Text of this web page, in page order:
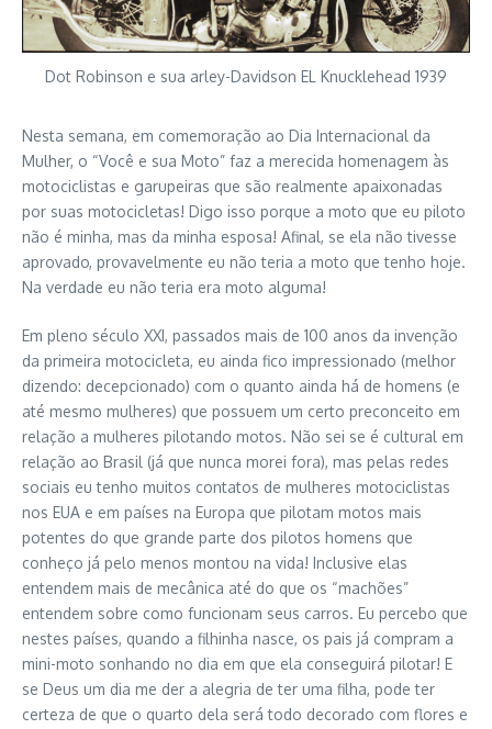
Dot Robinson e sua arley-Davidson EL Knucklehead 1939
Nesta semana, em comemoração ao Dia Internacional da
Mulher, o “Você e sua Moto” faz a merecida homenagem às
motociclistas e garupeiras que são realmente apaixonadas
por suas motocicletas! Digo isso porque a moto que eu piloto
não é minha, mas da minha esposa! Afinal, se ela não tivesse
aprovado, provavelmente eu não teria a moto que tenho hoje.
Na verdade eu não teria era moto alguma!
Em pleno século XXI, passados mais de 100 anos da invenção
da primeira motocicleta, eu ainda fico impressionado (melhor
dizendo: decepcionado) com o quanto ainda há de homens (e
até mesmo mulheres) que possuem um certo preconceito em
relação a mulheres pilotando motos. Não sei se é cultural em
relação ao Brasil (já que nunca morei fora), mas pelas redes
sociais eu tenho muitos contatos de mulheres motociclistas
nos EUA e em países na Europa que pilotam motos mais
potentes do que grande parte dos pilotos homens que
conheço já pelo menos montou na vida! Inclusive elas
entendem mais de mecânica até do que os “machões”
entendem sobre como funcionam seus carros. Eu percebo que
nestes países, quando a filhinha nasce, os pais já compram a
mini-moto sonhando no dia em que ela conseguirá pilotar! E
se Deus um dia me der a alegria de ter uma filha, pode ter
certeza de que o quarto dela será todo decorado com flores e